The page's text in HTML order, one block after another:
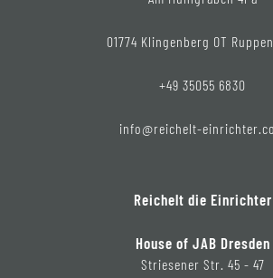
01774 Klingenberg OT
+49 35055 6830
info@reichelt-
Reichelt die Einrichter
House of JAB Dresden
Striesener Str. 45 - 47